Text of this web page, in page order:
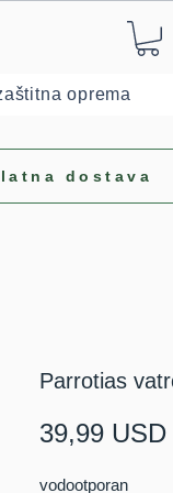
oprema
dostava
Parrotias
39,99 USD
vodootporan